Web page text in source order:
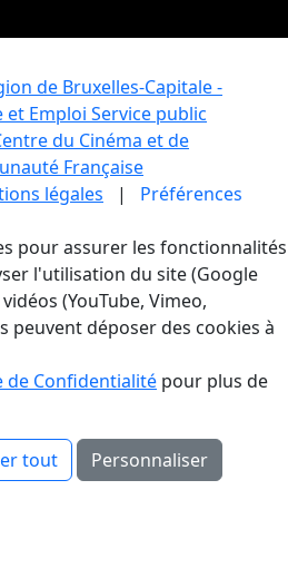
de Bruxelles-Capitale -
et Emploi Service public
du Cinéma et de
Française
légales | Préférences
pour assurer les fonctionnalités
l'utilisation du site (Google
(YouTube, Vimeo,
peuvent déposer des cookies à
de Confidentialité pour plus de
tout Personnaliser